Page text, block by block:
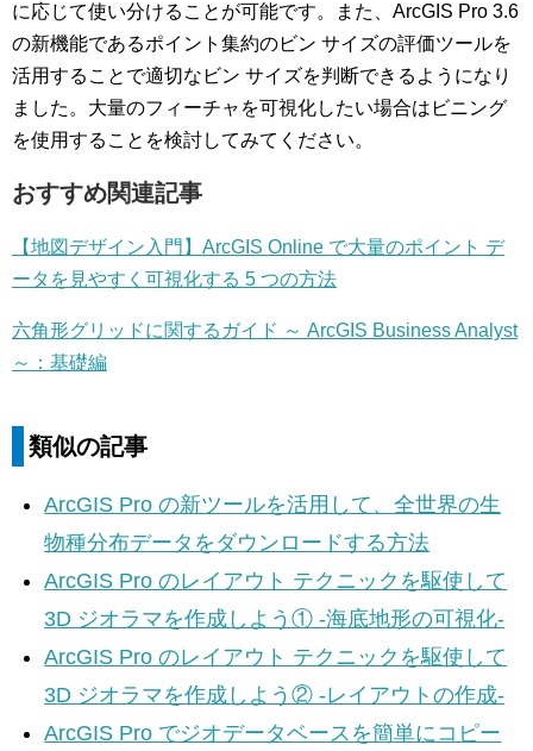
に応じて使い分けることが可能です。また、ArcGIS Pro 3.6
の新機能であるポイント集約のビン サイズの評価ツールを
活用することで適切なビン サイズを判断できるようになり
ました。大量のフィーチャを可視化したい場合はビニング
を使用することを検討してみてください。
おすすめ関連記事
【地図デザイン入門】ArcGIS Online で大量のポイント デ
ータを見やすく可視化する 5 つの方法
六角形グリッドに関するガイド ～ ArcGIS Business Analyst
～：基礎編
類似の記事
ArcGIS Pro の新ツールを活用して、全世界の生
物種分布データをダウンロードする方法
ArcGIS Pro のレイアウト テクニックを駆使して
3D ジオラマを作成しよう① -海底地形の可視化-
ArcGIS Pro のレイアウト テクニックを駆使して
3D ジオラマを作成しよう② -レイアウトの作成-
ArcGIS Pro でジオデータベースを簡単にコピー